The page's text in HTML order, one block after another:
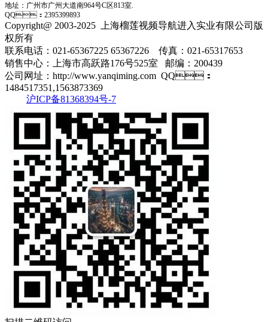
地址： 广州市广州大道南964号C区813室.
QQ：2395399893
Copyright@ 2003-2025 上海榴莲视频导航进入实业有限公司 版
权所有
联系电话：021-65367225 65367226 传真：021-65317653
销售中心：上海市高跃路176号525室 邮编：200439
公司网址：http://www.yanqiming.com QQ：
1484517351,1563873369
沪ICP备81368394号-7